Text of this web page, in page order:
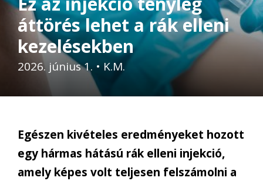
áttörés lehet a rák elleni
kezelésekben
2026. június 1. • K.M.
Egészen kivételes eredményeket hozott
egy hármas hátású rák elleni injekció,
amely képes volt teljesen felszámolni a